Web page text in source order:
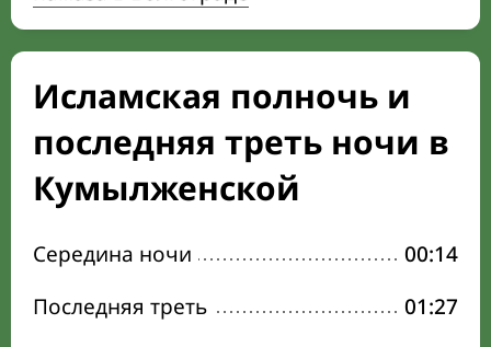
Исламская полночь и
последняя треть ночи в
Кумылженской
Середина ночи
00:14
Последняя треть
01:27